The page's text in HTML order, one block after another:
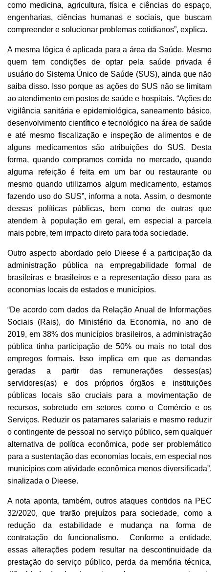
como medicina, agricultura, física e ciências do espaço,
engenharias, ciências humanas e sociais, que buscam
compreender e solucionar problemas cotidianos”, explica.
A mesma lógica é aplicada para a área da Saúde. Mesmo
quem tem condições de optar pela saúde privada é
usuário do Sistema Único de Saúde (SUS), ainda que não
saiba disso. Isso porque as ações do SUS não se limitam
ao atendimento em postos de saúde e hospitais. “Ações de
vigilância sanitária e epidemiológica, saneamento básico,
desenvolvimento científico e tecnológico na área de saúde
e até mesmo fiscalização e inspeção de alimentos e de
alguns medicamentos são atribuições do SUS. Desta
forma, quando compramos comida no mercado, quando
alguma refeição é feita em um bar ou restaurante ou
mesmo quando utilizamos algum medicamento, estamos
fazendo uso do SUS”, informa a nota. Assim, o desmonte
dessas políticas públicas, bem como de outras que
atendem à população em geral, em especial a parcela
mais pobre, tem impacto direto para toda sociedade.
Outro aspecto abordado pelo Dieese é a participação da
administração pública na empregabilidade formal de
brasileiras e brasileiros e a representação disso para as
economias locais de estados e municípios.
“De acordo com dados da Relação Anual de Informações
Sociais (Rais), do Ministério da Economia, no ano de
2019, em 38% dos municípios brasileiros, a administração
pública tinha participação de 50% ou mais no total dos
empregos formais. Isso implica em que as demandas
geradas a partir das remunerações desses(as)
servidores(as) e dos próprios órgãos e instituições
públicas locais são cruciais para a movimentação de
recursos, sobretudo em setores como o Comércio e os
Serviços. Reduzir os patamares salariais e mesmo reduzir
o contingente de pessoal no serviço público, sem qualquer
alternativa de política econômica, pode ser problemático
para a sustentação das economias locais, em especial nos
municípios com atividade econômica menos diversificada”,
sinalizada o Dieese.
A nota aponta, também, outros ataques contidos na PEC
32/2020, que trarão prejuízos para sociedade, como a
redução da estabilidade e mudança na forma de
contratação do funcionalismo. Conforme a entidade,
essas alterações podem resultar na descontinuidade da
prestação do serviço público, perda da memória técnica,